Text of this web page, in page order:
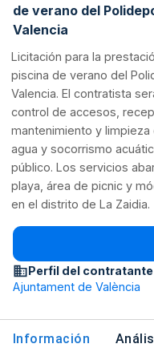
de verano del
Valencia
Licitación para la
piscina de verano del
Valencia. El contratista
control de accesos,
mantenimiento y
agua y socorrismo
público. Los servicios
playa, área de picnic y
en el distrito de La Zaidia.
Perfil del contratante
Ajuntament de València
Información